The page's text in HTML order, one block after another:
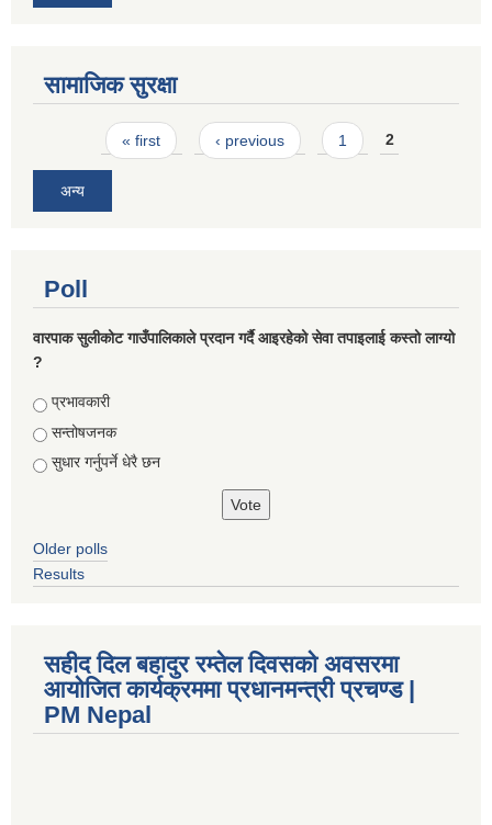
सामाजिक सुरक्षा
Pages« first ‹ previous 1 2
अन्य
Poll
वारपाक सुलीकोट गाउँपालिकाले प्रदान गर्दै आइरहेको सेवा तपाइलाई कस्तो लाग्यो
?
Choices
प्रभावकारी
सन्तोषजनक
सुधार गर्नुपर्ने धेरै छन
Older polls
Results
सहीद दिल बहादुर रम्तेल दिवसको अवसरमा
आयोजित कार्यक्रममा प्रधानमन्त्री प्रचण्ड |
PM Nepal